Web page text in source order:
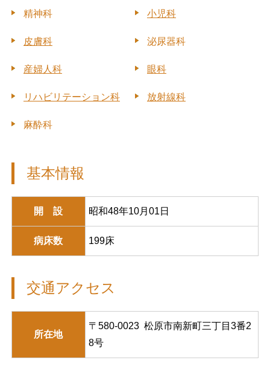
精神科 小児科
皮膚科 泌尿器科
産婦人科 眼科
リハビリテーション科 放射線科
麻酔科
基本情報
開 設 昭和48年10月01日
病床数 199床
交通アクセス
所在地
〒580-0023 松原市南新町三丁目3番2
8号